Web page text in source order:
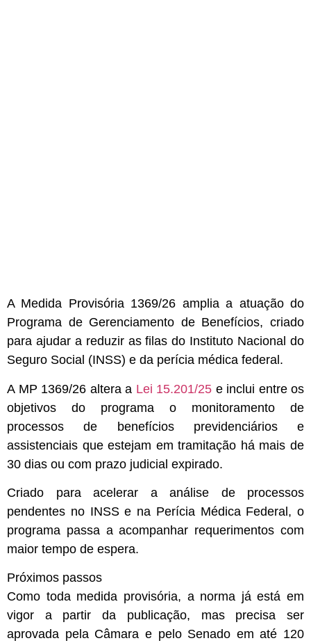
A Medida Provisória 1369/26 amplia a atuação do
Programa de Gerenciamento de Benefícios, criado
para ajudar a reduzir as filas do Instituto Nacional do
Seguro Social (INSS) e da perícia médica federal.
A MP 1369/26 altera a Lei 15.201/25 e inclui entre os
objetivos do programa o monitoramento de
processos de benefícios previdenciários e
assistenciais que estejam em tramitação há mais de
30 dias ou com prazo judicial expirado.
Criado para acelerar a análise de processos
pendentes no INSS e na Perícia Médica Federal, o
programa passa a acompanhar requerimentos com
maior tempo de espera.
Próximos passos
Como toda medida provisória, a norma já está em
vigor a partir da publicação, mas precisa ser
aprovada pela Câmara e pelo Senado em até 120